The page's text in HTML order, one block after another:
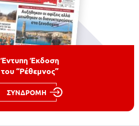
Έντυπη Έκδοση
του “Ρέθεμνος”
ΣΥΝΔΡΟΜΗ